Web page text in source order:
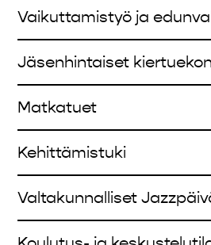
Vaikuttamistyö ja
Jäsenhintaiset
Matkatuet
Kehittämistuki
Valtakunnalliset